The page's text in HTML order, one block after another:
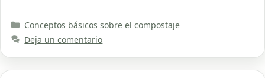
Categorías
Conceptos básicos sobre el compostaje
Deja un comentario